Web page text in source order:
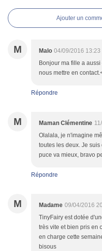
Ajouter un
M Malo 04/09/2016 13:23
Bonjour ma fille a
nous mettre en
Répondre
M Maman Clémentine
Olalala, je n'imagine
toutes les deux. Je
puce va mieux, bravo
Répondre
M Madame 09/04/2016
TinyFairy est dotée
très vite et bien pris en
en charge cette
bisous